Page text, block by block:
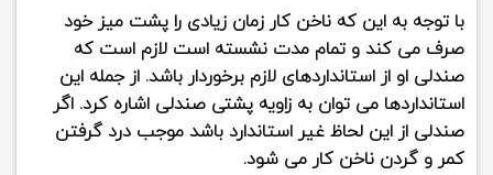
با توجه به این که ناخن کار زمان زیادی را پشت میز خود
صرف می کند و تمام مدت نشسته است لازم است که
صندلی او از استانداردهای لازم برخوردار باشد. از جمله این
استانداردها می توان به زاویه پشتی صندلی اشاره کرد. اگر
صندلی از این لحاظ غیر استاندارد باشد موجب درد گرفتن
کمر و گردن ناخن کار می شود.